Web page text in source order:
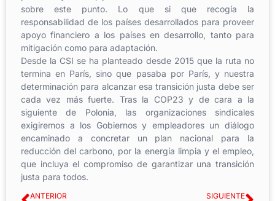
sobre este punto. Lo que si que recogía la
responsabilidad de los países desarrollados para proveer
apoyo financiero a los países en desarrollo, tanto para
mitigación como para adaptación.
Desde la CSI se ha planteado desde 2015 que la ruta no
termina en París, sino que pasaba por París, y nuestra
determinación para alcanzar esa transición justa debe ser
cada vez más fuerte. Tras la COP23 y de cara a la
siguiente de Polonia, las organizaciones sindicales
exigiremos a los Gobiernos y empleadores un diálogo
encaminado a concretar un plan nacional para la
reducción del carbono, por la energía limpia y el empleo,
que incluya el compromiso de garantizar una transición
justa para todos.
ANTERIOR SIGUIENTE